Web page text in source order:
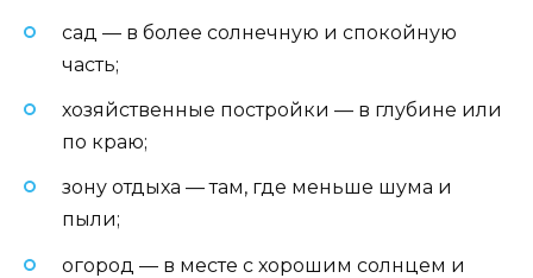
сад — в более солнечную и спокойную
часть;
хозяйственные постройки — в глубине или
по краю;
зону отдыха — там, где меньше шума и
пыли;
огород — в месте с хорошим солнцем и